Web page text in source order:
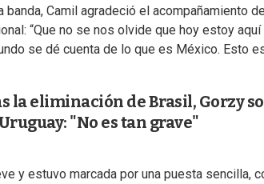
banda, Camil agradeció el acompañamiento
“Que no se nos olvide que hoy estoy
se dé cuenta de lo que es México. Esto
la eliminación de Brasil, Gorzy
"No es tan grave"
y estuvo marcada por una puesta sencilla,